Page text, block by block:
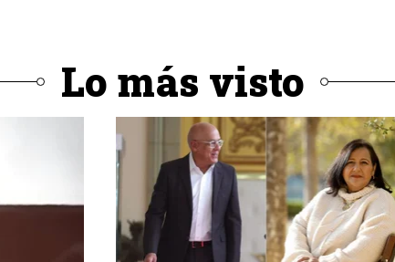
Lo más visto